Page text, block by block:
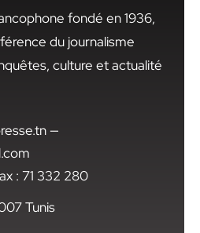
fondé en 1936,
du journalisme
culture et actualité
—
: 71 332 280
Tunis